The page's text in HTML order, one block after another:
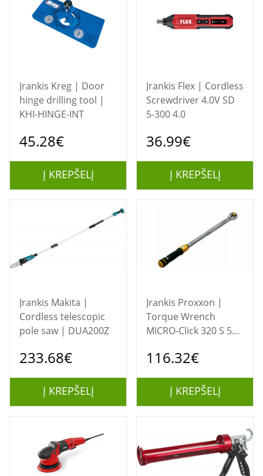
Įrankis Kreg | Door
hinge drilling tool |
KHI-HINGE-INT
45.28€
Į KREPŠELĮ
Įrankis Flex | Cordless
Screwdriver 4.0V SD
5-300 4.0
36.99€
Į KREPŠELĮ
Įrankis Makita |
Cordless telescopic
pole saw | DUA200Z
233.68€
Į KREPŠELĮ
Įrankis Proxxon |
Torque Wrench
MICRO-Click 320 S 50-
116.32€
Į KREPŠELĮ